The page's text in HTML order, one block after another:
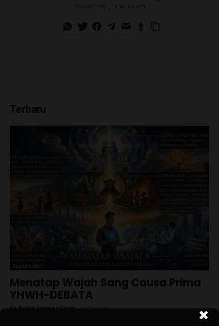
Zodiak: Leo ‿ Shio: Ayam
Terbaru
Supranalar
Menatap Wajah Sang Causa Prima
YHWH-DEBATA
Ch Robin Simanullang - 07/08/2026